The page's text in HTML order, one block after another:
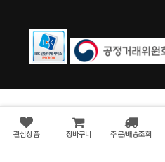
관심상품 장바구니 주문/배송조회